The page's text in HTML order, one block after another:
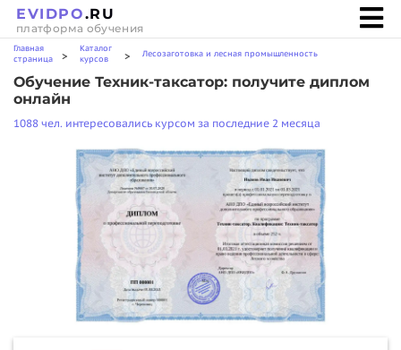
EVIDPO.RU
платформа обучения
Главная
страница
>
Каталог
курсов
> Лесозаготовка и лесная промышленность
Обучение Техник-таксатор: получите диплом
онлайн
1088 чел. интересовались курсом за последние 2 месяца